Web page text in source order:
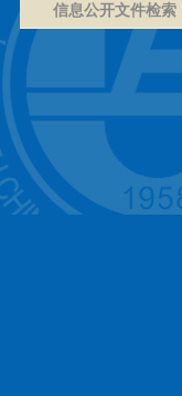
信息公开文件检索